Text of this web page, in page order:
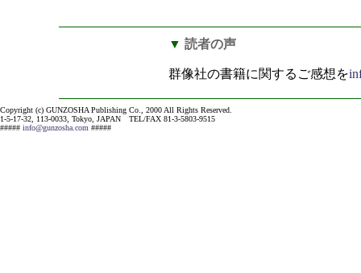
▼ 読者の声
群像社の書籍に関するご感想を
Copyright (c) GUNZOSHA Publishing Co., 2000 All Rights Reserved.
1-5-17-32, 113-0033, Tokyo, JAPAN TEL/FAX 81-3-5803-9515
##### info@gunzosha.com #####